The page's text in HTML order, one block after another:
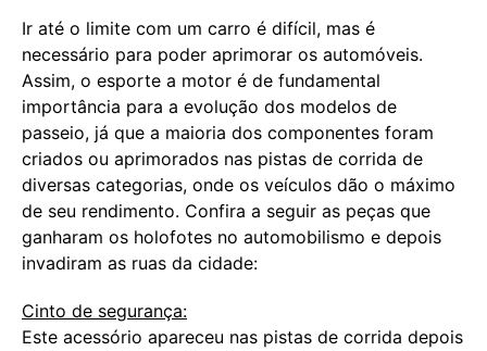
Ir até o limite com um carro é difícil, mas é
necessário para poder aprimorar os automóveis.
Assim, o esporte a motor é de fundamental
importância para a evolução dos modelos de
passeio, já que a maioria dos componentes foram
criados ou aprimorados nas pistas de corrida de
diversas categorias, onde os veículos dão o máximo
de seu rendimento. Confira a seguir as peças que
ganharam os holofotes no automobilismo e depois
invadiram as ruas da cidade:
Cinto de segurança:
Este acessório apareceu nas pistas de corrida depois